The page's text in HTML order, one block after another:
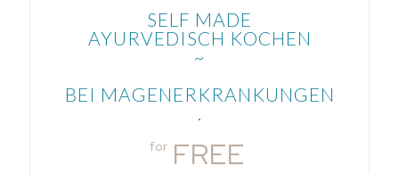
SELF MADE
AYURVEDISCH KOCHEN
~
BEI MAGENERKRANKUNGEN
.
for FREE